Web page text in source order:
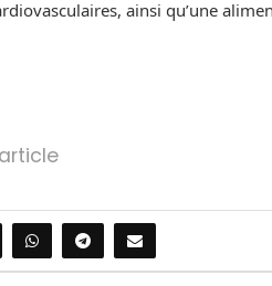
ainsi qu’une